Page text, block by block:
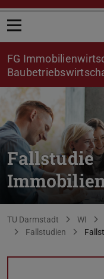
Menü öffnen
FG
Fallstudie
Sie befinden sich hier:
TU Darmstadt WI
Fallstudien